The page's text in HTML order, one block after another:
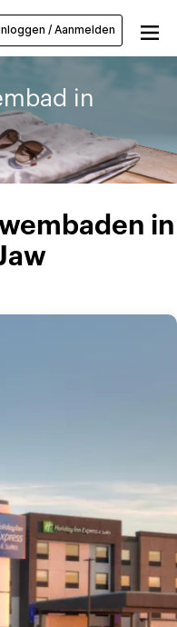
/ Aanmelden
in
in